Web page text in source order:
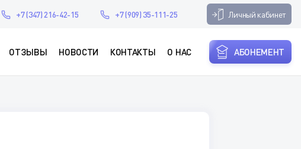
+7 (347) 216-42-15 +7 (909) 35-111-25 Личный кабинет
ОТЗЫВЫ НОВОСТИ КОНТАКТЫ О НАС АБОНЕМЕНТ